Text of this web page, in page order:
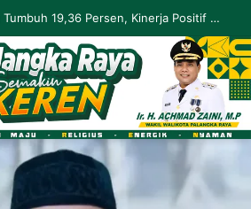
Palangka Raya Perluas Digitalisasi Perlindungan Sosial, Perkuat Akurasi Data dan Penyaluran Bansos